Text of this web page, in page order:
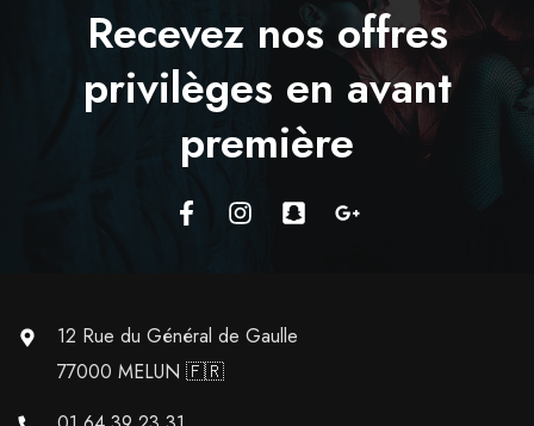
Recevez nos offres
privilèges en avant
première
12 Rue du Général de Gaulle
77000 MELUN 🇫🇷